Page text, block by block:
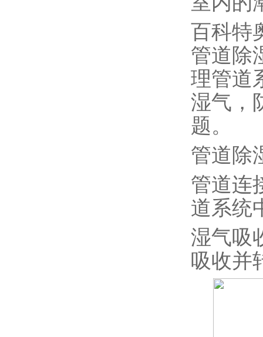
百科特
管道除
理管道
湿气，
题。
管道除
管道连
道系统
湿气吸
吸收并